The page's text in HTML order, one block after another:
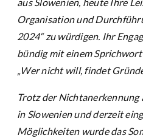
Organisation und
2024“ zu würdigen. Ihr
bündig mit einem
„Wer nicht will, findet
Trotz der
in Slowenien und derzeit
Möglichkeiten wurde das